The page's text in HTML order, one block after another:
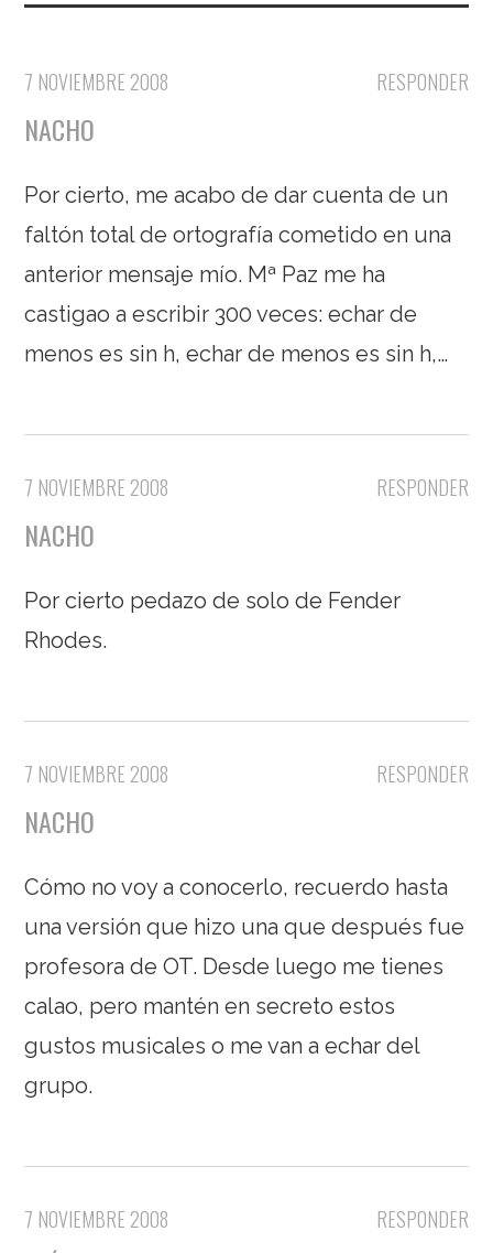
RESPONDER
7 NOVIEMBRE 2008
NACHO
Por cierto, me acabo de dar cuenta de un
faltón total de ortografía cometido en una
anterior mensaje mío. Mª Paz me ha
castigao a escribir 300 veces: echar de
menos es sin h, echar de menos es sin h,…
RESPONDER
7 NOVIEMBRE 2008
NACHO
Por cierto pedazo de solo de Fender
Rhodes.
RESPONDER
7 NOVIEMBRE 2008
NACHO
Cómo no voy a conocerlo, recuerdo hasta
una versión que hizo una que después fue
profesora de OT. Desde luego me tienes
calao, pero mantén en secreto estos
gustos musicales o me van a echar del
grupo.
RESPONDER
7 NOVIEMBRE 2008